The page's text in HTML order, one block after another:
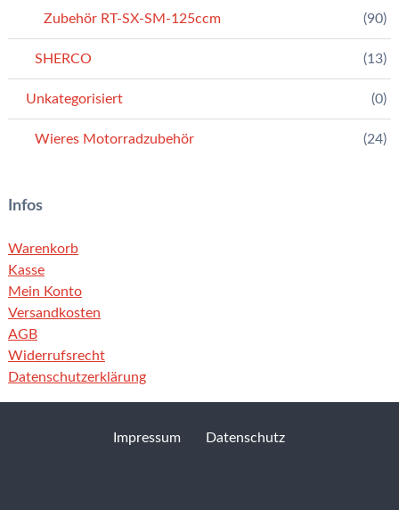
Zubehör RT-SX-SM-125ccm (90)
SHERCO (13)
Unkategorisiert (0)
Wieres Motorradzubehör (24)
Infos
Warenkorb
Kasse
Mein Konto
Versandkosten
AGB
Widerrufsrecht
Datenschutzerklärung
Impressum Datenschutz